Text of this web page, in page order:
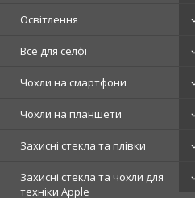
Освітлення
Все для селфі
Чохли на смартфони
Чохли на планшети
Захисні стекла та плівки
Захисні стекла та чохли для
техніки Apple